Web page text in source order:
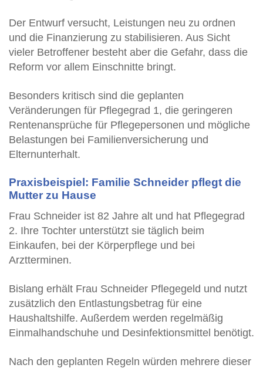
Der Entwurf versucht, Leistungen neu zu ordnen
und die Finanzierung zu stabilisieren. Aus Sicht
vieler Betroffener besteht aber die Gefahr, dass die
Reform vor allem Einschnitte bringt.
Besonders kritisch sind die geplanten
Veränderungen für Pflegegrad 1, die geringeren
Rentenansprüche für Pflegepersonen und mögliche
Belastungen bei Familienversicherung und
Elternunterhalt.
Praxisbeispiel: Familie Schneider pflegt die
Mutter zu Hause
Frau Schneider ist 82 Jahre alt und hat Pflegegrad
2. Ihre Tochter unterstützt sie täglich beim
Einkaufen, bei der Körperpflege und bei
Arztterminen.
Bislang erhält Frau Schneider Pflegegeld und nutzt
zusätzlich den Entlastungsbetrag für eine
Haushaltshilfe. Außerdem werden regelmäßig
Einmalhandschuhe und Desinfektionsmittel benötigt.
Nach den geplanten Regeln würden mehrere dieser